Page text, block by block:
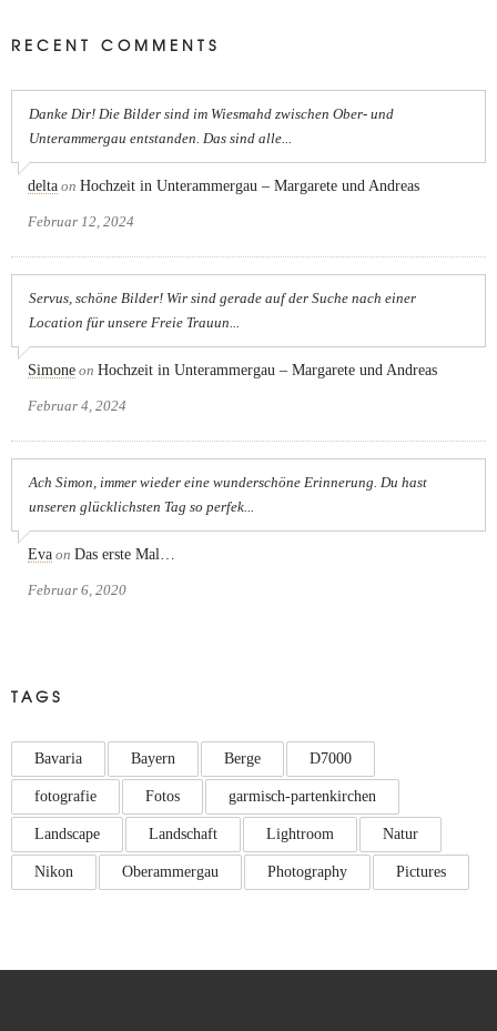
RECENT COMMENTS
Danke Dir! Die Bilder sind im Wiesmahd zwischen Ober- und
Unterammergau entstanden. Das sind alle...
delta on Hochzeit in Unterammergau – Margarete und Andreas
Februar 12, 2024
Servus, schöne Bilder! Wir sind gerade auf der Suche nach einer
Location für unsere Freie Trauun...
Simone on Hochzeit in Unterammergau – Margarete und Andreas
Februar 4, 2024
Ach Simon, immer wieder eine wunderschöne Erinnerung. Du hast
unseren glücklichsten Tag so perfek...
Eva on Das erste Mal…
Februar 6, 2020
TAGS
Bavaria Bayern Berge D7000
fotografie Fotos garmisch-partenkirchen
Landscape Landschaft Lightroom Natur
Nikon Oberammergau Photography Pictures